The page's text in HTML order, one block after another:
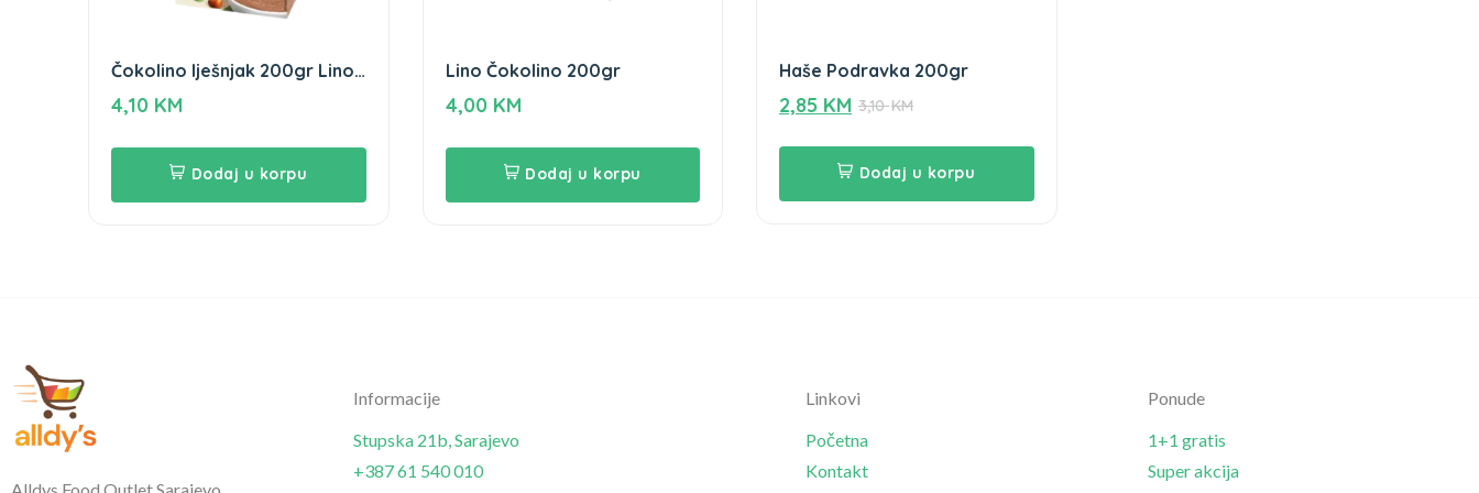
Čokolino lješnjak 200gr Lino
Podravka
4,10 KM
Dodaj u korpu
Lino Čokolino 200gr
4,00 KM
Dodaj u korpu
Haše Podravka 200gr
3,10KM
2,85 KM
Dodaj u korpu
Informacije
Stupska 21b, Sarajevo
+387 61 540 010
Linkovi
Početna
Kontakt
Ponude
1+1 gratis
Super akcija